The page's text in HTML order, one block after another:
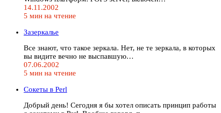
14.11.2002
5 мин на чтение
Зазеркалье
Все знают, что такое зеркала. Нет, не те зеркала, в которых
вы видите вечно не выспавшую…
07.06.2002
5 мин на чтение
Сокеты в Perl
Добрый день! Сегодня я бы хотел описать принцип работы